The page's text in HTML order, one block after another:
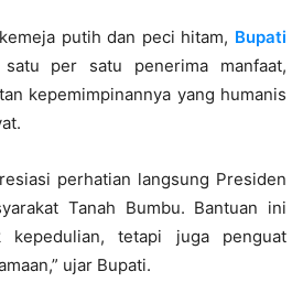
putih dan peci hitam, Bupati
satu per satu penerima manfaat,
kepemimpinannya yang humanis
perhatian langsung Presiden
Tanah Bumbu. Bantuan ini
kepedulian, tetapi juga penguat
ujar Bupati.